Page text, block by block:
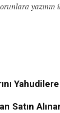
yazının
Satın